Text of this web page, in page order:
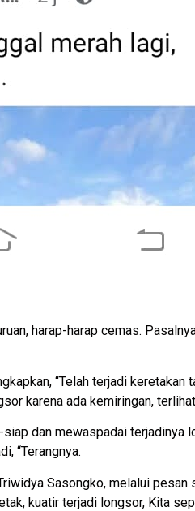
harap-harap cemas.
“Telah terjadi keretakan
karena ada kemiringan,
dan mewaspadai terjadinya
“Terangnya.
Sasongko, melalui
kuatir terjadi longsor, Kita